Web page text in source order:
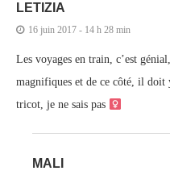
LETIZIA
16 juin 2017 - 14 h 28 min
Les voyages en train, c’est
magnifiques et de ce côté, il
tricot, je ne sais pas ‍
MALI